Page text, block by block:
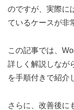
のですが、実際に
ているケースが非
この記事では、
詳しく解説しなが
を手順付きで紹介
さらに、改善後に